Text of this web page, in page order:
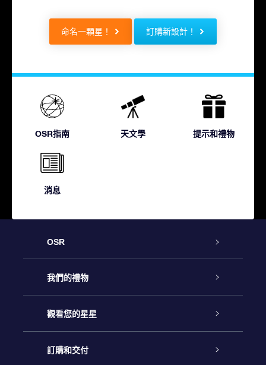
命名一顆星！ 訂購新設計！
OSR指南 天文學 提示和禮物
消息
OSR
客戶服務
聯繫我們
博客
我們的禮物
Online Star禮物
OSR禮物包
觀看您的星星
星星注册
訂購和交付